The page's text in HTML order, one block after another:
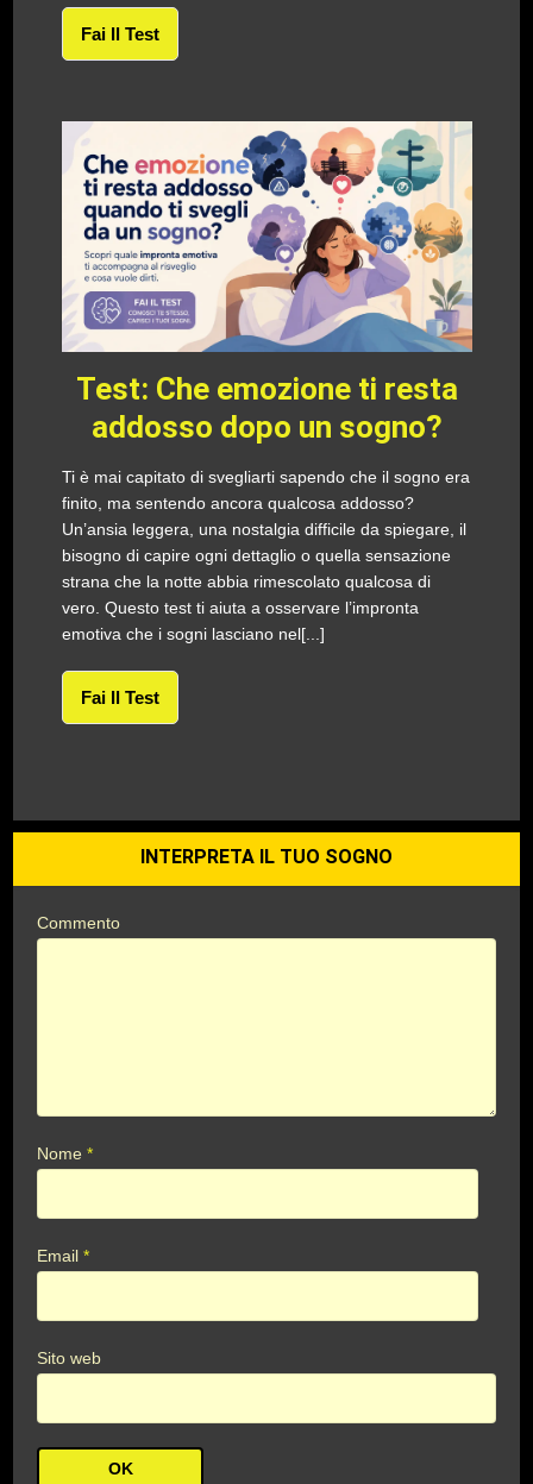
Fai Il Test
Test: Che emozione ti resta
addosso dopo un sogno?
Ti è mai capitato di svegliarti sapendo che il sogno era
finito, ma sentendo ancora qualcosa addosso?
Un’ansia leggera, una nostalgia difficile da spiegare, il
bisogno di capire ogni dettaglio o quella sensazione
strana che la notte abbia rimescolato qualcosa di
vero. Questo test ti aiuta a osservare l’impronta
emotiva che i sogni lasciano nel[...]
Fai Il Test
INTERPRETA IL TUO SOGNO
Commento
Nome*
Email*
Sito web